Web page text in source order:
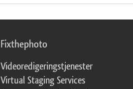
Fixthephoto
Videoredigeringstjenester
Virtual Staging Services